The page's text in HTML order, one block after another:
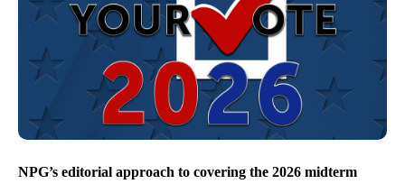
NPG’s editorial approach to covering the 2026 midterm